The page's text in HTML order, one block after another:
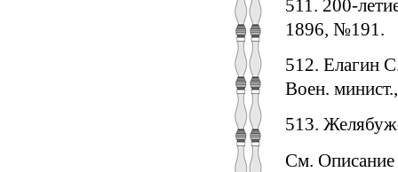
511. 200-
1896, №191.
512. Елагин
Воен.
513.
См.